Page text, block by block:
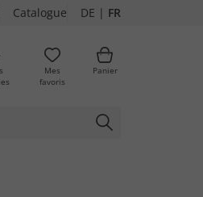
Catalogue DE | FR
Mes
favoris
Panier